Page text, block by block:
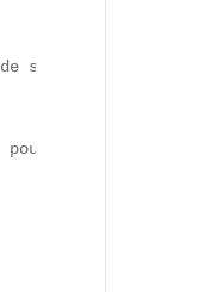
saison. Selon
offrir un